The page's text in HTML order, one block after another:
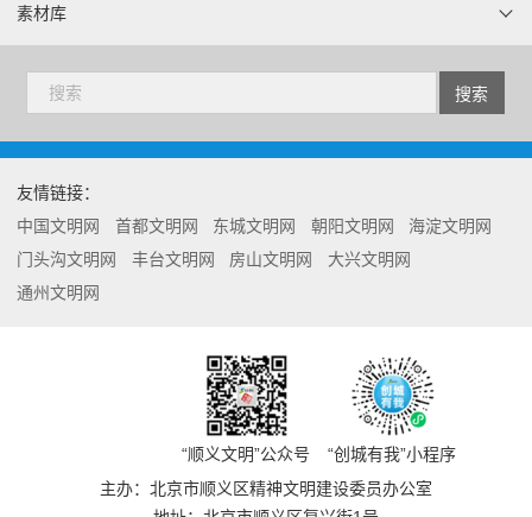
素材库
友情链接：
中国文明网
首都文明网 东城文明网 朝阳文明网
海淀文明网
门头沟文明网
丰台文明网 房山文明网
大兴文明网
通州文明网
“顺义文明”公众号
“创城有我”小程序
主办：北京市顺义区精神文明建设委员办公室